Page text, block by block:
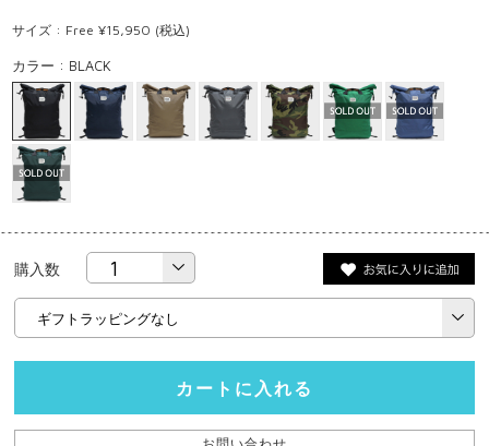
サイズ : Free ¥15,950 (税込)
カラー : BLACK
購入数
カートに入れる